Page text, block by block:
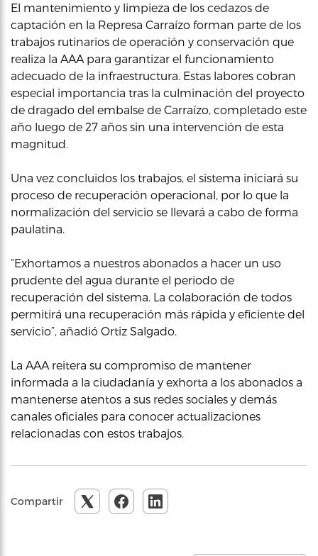
El mantenimiento y limpieza de los cedazos de
captación en la Represa Carraízo forman parte de los
trabajos rutinarios de operación y conservación que
realiza la AAA para garantizar el funcionamiento
adecuado de la infraestructura. Estas labores cobran
especial importancia tras la culminación del proyecto
de dragado del embalse de Carraízo, completado este
año luego de 27 años sin una intervención de esta
magnitud.
Una vez concluidos los trabajos, el sistema iniciará su
proceso de recuperación operacional, por lo que la
normalización del servicio se llevará a cabo de forma
paulatina.
“Exhortamos a nuestros abonados a hacer un uso
prudente del agua durante el periodo de
recuperación del sistema. La colaboración de todos
permitirá una recuperación más rápida y eficiente del
servicio”, añadió Ortiz Salgado.
La AAA reitera su compromiso de mantener
informada a la ciudadanía y exhorta a los abonados a
mantenerse atentos a sus redes sociales y demás
canales oficiales para conocer actualizaciones
relacionadas con estos trabajos.
Compartir